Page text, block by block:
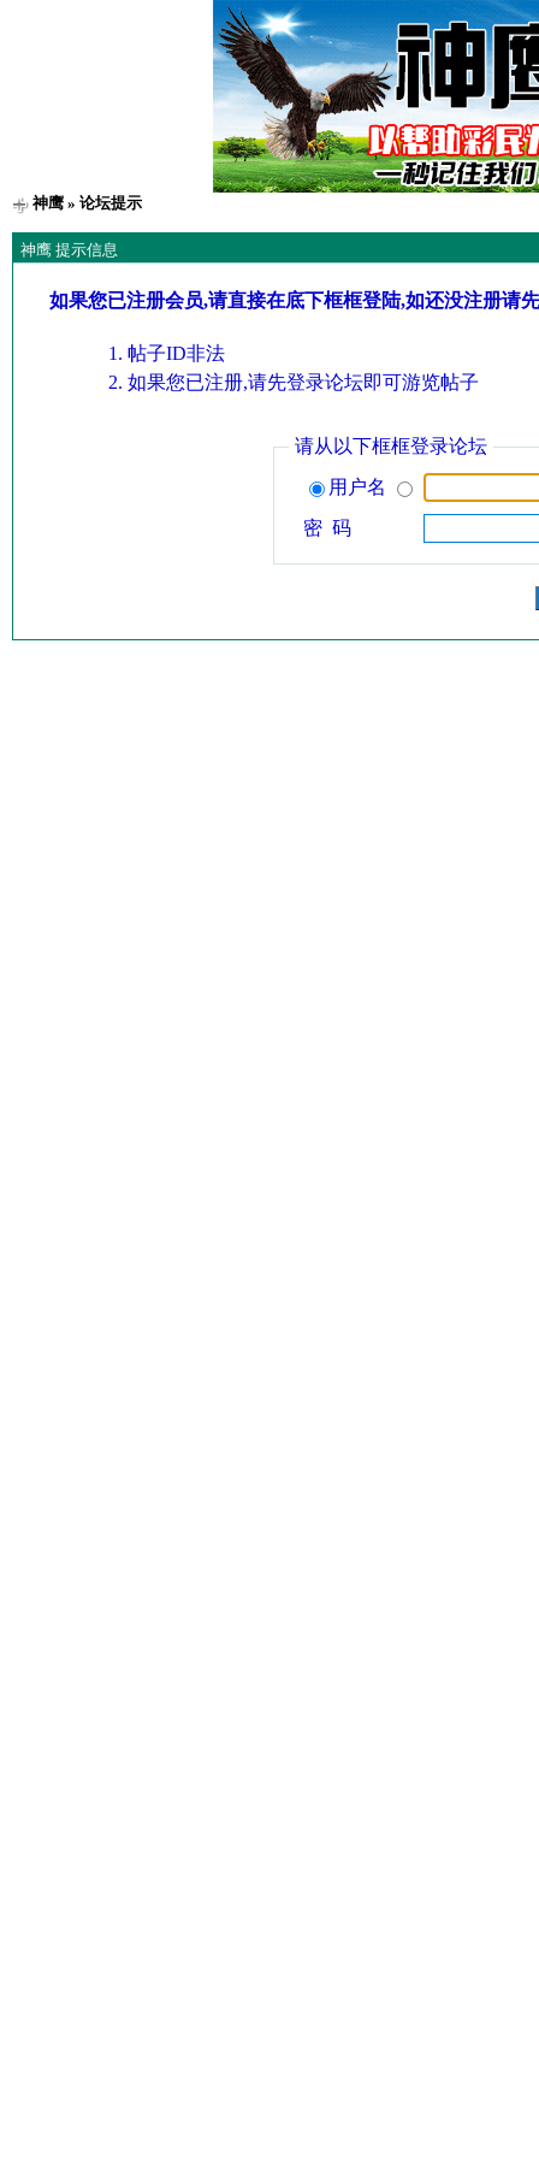
神鹰» 论坛提示
神鹰 提示信息
如果您已注册会员,请直接在底下框框登陆,如还没注册请
帖子ID非法
如果您已注册,请先登录论坛即可游览帖子
请从以下框框登录论坛
用户名
密 码